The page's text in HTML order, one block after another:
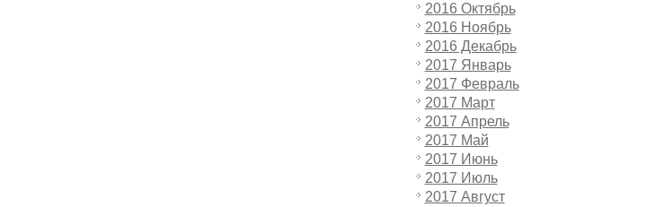
2016 Октябрь
2016 Ноябрь
2016 Декабрь
2017 Январь
2017 Февраль
2017 Март
2017 Апрель
2017 Май
2017 Июнь
2017 Июль
2017 Август